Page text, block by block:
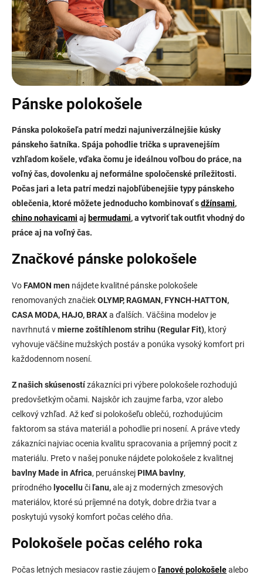
Pánske polokošele
Pánska polokošeľa patrí medzi najuniverzálnejšie kúsky
pánskeho šatníka. Spája pohodlie trička s upravenejším
vzhľadom košele, vďaka čomu je ideálnou voľbou do práce, na
voľný čas, dovolenku aj neformálne spoločenské príležitosti.
Počas jari a leta patrí medzi najobľúbenejšie typy pánskeho
oblečenia, ktoré môžete jednoducho kombinovať sdžínsami,
chino nohavicami aj bermudami, a vytvoriť tak outfit vhodný do
práce aj na voľný čas.
Značkové pánske polokošele
VoFAMON men nájdete kvalitné pánske polokošele
renomovaných značiekOLYMP, RAGMAN, FYNCH-HATTON,
CASA MODA, HAJO, BRAXa ďalších. Väčšina modelov je
navrhnutá vmierne zoštíhlenom strihu (Regular Fit), ktorý
vyhovuje väčšine mužských postáv a ponúka vysoký komfort pri
každodennom nosení.
Z našich skúsenostízákazníci pri výbere polokošele rozhodujú
predovšetkým očami. Najskôr ich zaujme farba, vzor alebo
celkový vzhľad. Až keď si polokošeľu oblečú, rozhodujúcim
faktorom sa stáva materiál a pohodlie pri nosení. A práve vtedy
zákazníci najviac ocenia kvalitu spracovania a príjemný pocit z
materiálu. Preto v našej ponuke nájdete polokošele z kvalitnej
bavlny Made in Africa, peruánskejPIMA bavlny,
prírodného lyocelluči ľanu,ale aj z moderných zmesových
materiálov, ktoré sú príjemné na dotyk, dobre držia tvar a
poskytujú vysoký komfort počas celého dňa.
Polokošele počas celého roka
Počas letných mesiacov rastie záujem o ľanové polokošelealebo